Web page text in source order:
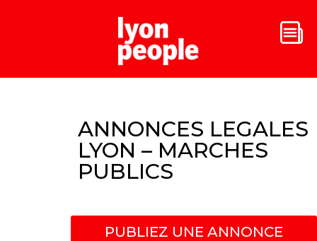
ANNONCES LEGALES
LYON – MARCHES
PUBLICS
PUBLIEZ UNE ANNONCE